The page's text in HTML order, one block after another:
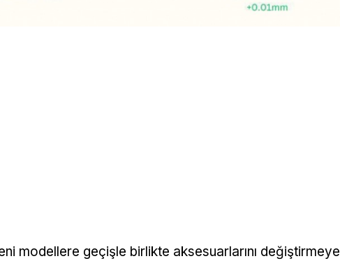
modellere geçişle birlikte aksesuarlarını değiştirmeye